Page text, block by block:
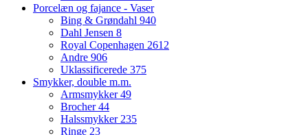
Porcelæn og fajance - Vaser
Bing & Grøndahl 940
Dahl Jensen 8
Royal Copenhagen 2612
Andre 906
Uklassificerede 375
Smykker, double m.m.
Armsmykker49
Brocher44
Halssmykker235
Ringe 23